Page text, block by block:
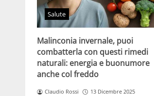
Salute
Malinconia invernale, puoi
combatterla con questi rimedi
naturali: energia e buonumore
anche col freddo
Claudio Rossi 13 Dicembre 2025